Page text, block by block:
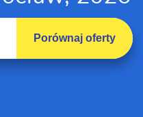
Porównaj oferty